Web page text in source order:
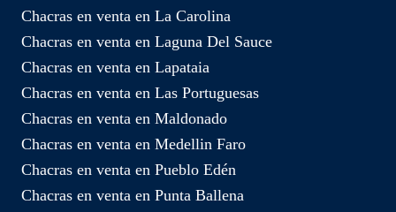
Chacras en venta en La Carolina
Chacras en venta en Laguna Del Sauce
Chacras en venta en Lapataia
Chacras en venta en Las Portuguesas
Chacras en venta en Maldonado
Chacras en venta en Medellin Faro
Chacras en venta en Pueblo Edén
Chacras en venta en Punta Ballena